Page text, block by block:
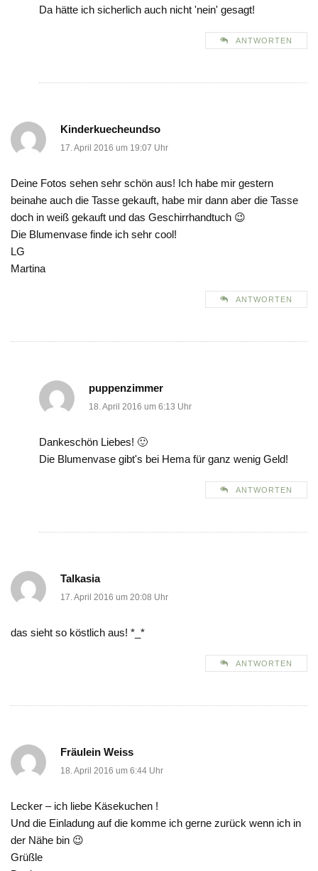
Da hätte ich sicherlich auch nicht 'nein' gesagt!
ANTWORTEN
Kinderkuecheundso
17. April 2016 um 19:07 Uhr
Deine Fotos sehen sehr schön aus! Ich habe mir gestern
beinahe auch die Tasse gekauft, habe mir dann aber die Tasse
doch in weiß gekauft und das Geschirrhandtuch 😉
Die Blumenvase finde ich sehr cool!
LG
Martina
ANTWORTEN
puppenzimmer
18. April 2016 um 6:13 Uhr
Dankeschön Liebes! 🙂
Die Blumenvase gibt's bei Hema für ganz wenig Geld!
ANTWORTEN
Talkasia
17. April 2016 um 20:08 Uhr
das sieht so köstlich aus! *_*
ANTWORTEN
Fräulein Weiss
18. April 2016 um 6:44 Uhr
Lecker – ich liebe Käsekuchen !
Und die Einladung auf die komme ich gerne zurück wenn ich in
der Nähe bin 😉
Grüßle